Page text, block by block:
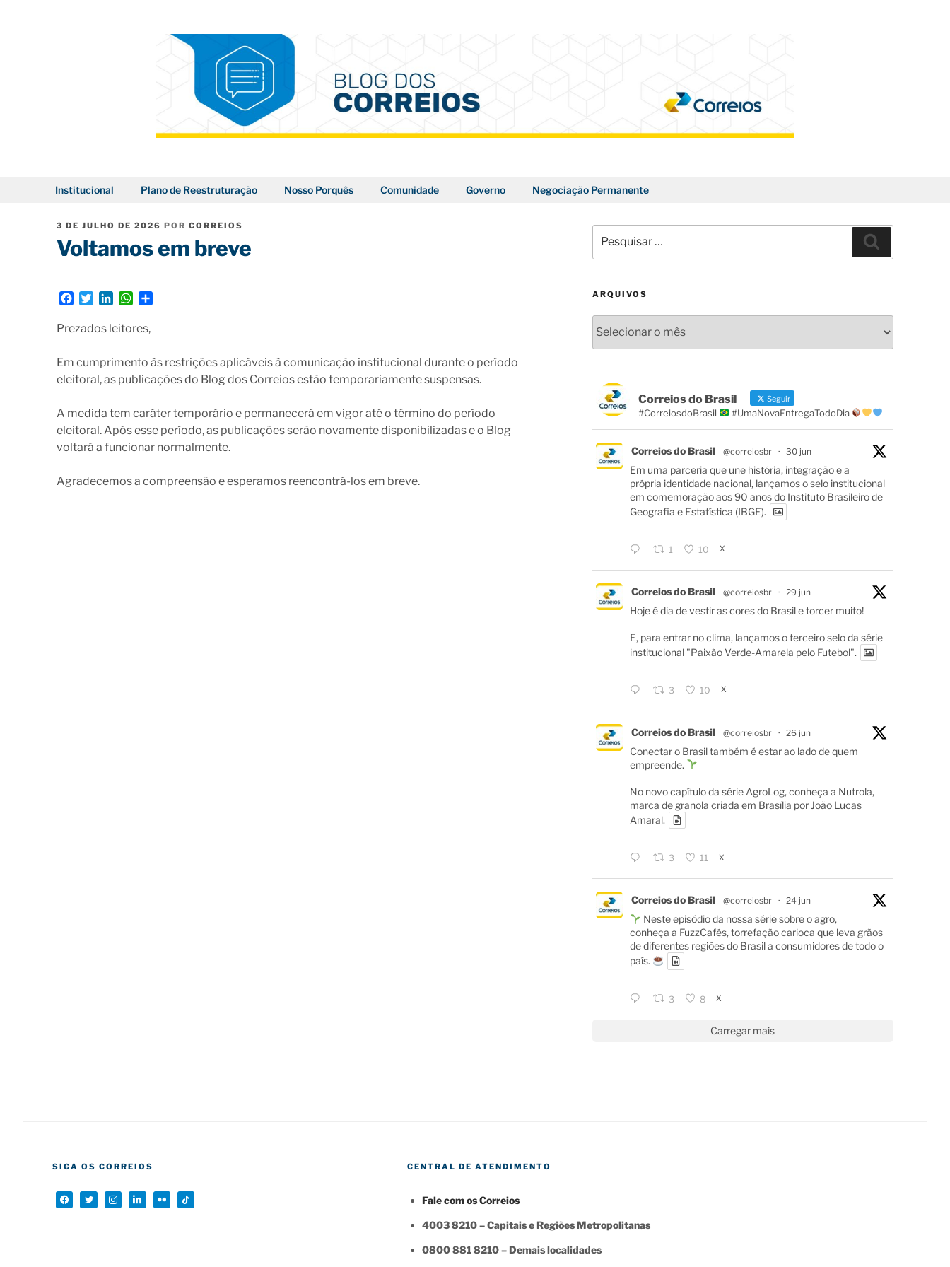
Institucional Plano de Reestruturação Nosso Porquês Comunidade Governo Negociação Permanente
PUBLICADO
3 DE JULHO DE 2026 POR CORREIOS
Voltamos em breve
c
o
o
i
e
r
n
d
I
W
a
A
p
Prezados leitores,
Em cumprimento às restrições aplicáveis à comunicação institucional durante o período
eleitoral, as publicações do Blog dos Correios estão temporariamente suspensas.
A medida tem caráter temporário e permanecerá em vigor até o término do período
eleitoral. Após esse período, as publicações serão novamente disponibilizadas e o Blog
voltará a funcionar normalmente.
Agradecemos a compreensão e esperamos reencontrá-los em breve.
por:
ARQUIVOS
Correios do Brasil Seguir
#CorreiosdoBrasil #UmaNovaEntregaTodoDia
Correios do Brasil @correiosbr · 30 jun
Em uma parceria que une história, integração e a
própria identidade nacional, lançamos o selo institucional
em comemoração aos 90 anos do Instituto Brasileiro de
Geografia e Estatística (IBGE).
1 10 X
Correios do Brasil @correiosbr · 29 jun
Hoje é dia de vestir as cores do Brasil e torcer muito!
E, para entrar no clima, lançamos o terceiro selo da série
institucional "Paixão Verde-Amarela pelo Futebol".
3 10 X
Correios do Brasil @correiosbr · 26 jun
Conectar o Brasil também é estar ao lado de quem
empreende.
No novo capítulo da série AgroLog, conheça a Nutrola,
marca de granola criada em Brasília por João Lucas
Amaral.
3 11 X
Correios do Brasil @correiosbr · 24 jun
Neste episódio da nossa série sobre o agro,
conheça a FuzzCafés, torrefação carioca que leva grãos
de diferentes regiões do Brasil a consumidores de todo o
país.
3 8 X
Carregar mais
SIGA OS CORREIOS CENTRAL DE ATENDIMENTO
Fale com os Correios
4003 8210 – Capitais e Regiões Metropolitanas
0800 881 8210 – Demais localidades